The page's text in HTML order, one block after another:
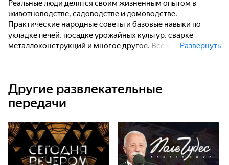
Реальные люди делятся своим жизненным опытом в
животноводстве, садоводстве и домоводстве.
Практические народные советы и базовые навыки по
укладке печей, посадке урожайных культур, сварке
металлоконструкций и многое другое. Все хитростиРазвернуть
Другие развлекательные
передачи